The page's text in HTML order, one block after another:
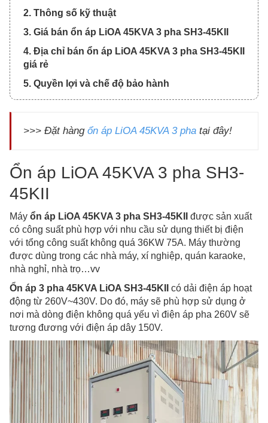
2. Thông số kỹ thuật
3. Giá bán ổn áp LiOA 45KVA 3 pha SH3-45KII
4. Địa chỉ bán ổn áp LiOA 45KVA 3 pha SH3-45KII
giá rẻ
5. Quyền lợi và chế độ bảo hành
>>> Đặt hàng ổn áp LiOA 45KVA 3 pha tại đây!
Ổn áp LiOA 45KVA 3 pha SH3-
45KII
Máy ổn áp LiOA 45KVA 3 pha SH3-45KII
được sản xuất
có công suất phù hợp với nhu cầu sử dụng thiết bị điện
với tổng công suất không quá 36KW 75A. Máy thường
được dùng trong các nhà máy, xí nghiệp, quán karaoke,
nhà nghỉ, nhà trọ…vv
Ổn áp 3 pha 45KVA LiOA SH3-45KII có dải điện áp hoạt
động từ 260V~430V. Do đó, máy sẽ phù hợp sử dụng ở
nơi mà dòng điện không quá yếu vì điện áp pha 260V sẽ
tương đương với điện áp dây 150V.